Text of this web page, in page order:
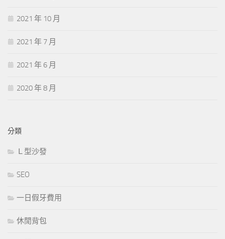
2021 年 10 月
2021 年 7 月
2021 年 6 月
2020 年 8 月
分類
Ｌ型沙發
SEO
一日假牙費用
休閒背包